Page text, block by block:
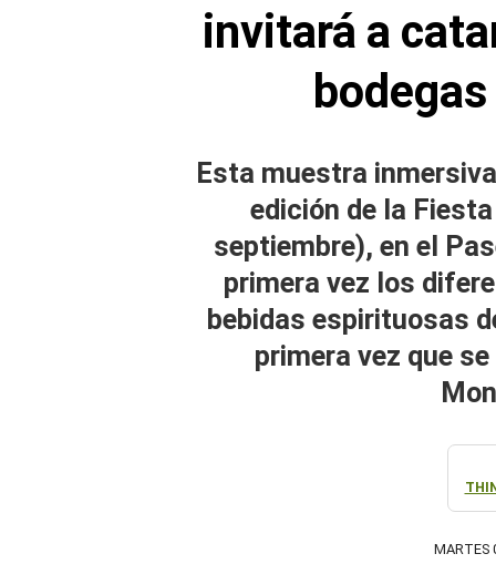
invitará a
Esta muestra
edición de la
septiembre), en el
primera vez los
bebidas espirituosas
primera vez que
MARTES